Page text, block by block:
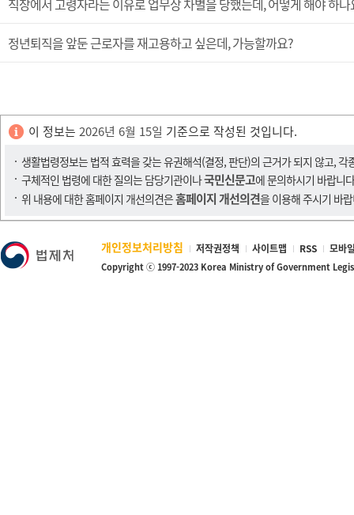
직장에서 고령자라는 이유로 업무상 차별을 당했는데, 어떻게 해야 하나
정년퇴직을 앞둔 근로자를 재고용하고 싶은데, 가능할까요?
이 정보는 2026년 6월 15일 기준으로 작성된 것입니다.
생활법령정보는 법적 효력을 갖는 유권해석(결정, 판단)의 근거가 되지 않고,
구체적인 법령에 대한 질의는 담당기관이나국민신문고에 문의하시기 바랍니
위 내용에 대한 홈페이지 개선의견은홈페이지 개선의견을 이용해 주시기 바
개인정보처리방침 저작권정책 사이트맵 RSS 모바
Copyright ⓒ 1997-2023 Korea Ministry of Government